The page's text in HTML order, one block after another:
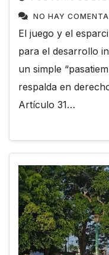
NO HAY
El juego y el
para el desarrollo
un simple
respalda en
Artículo 31…